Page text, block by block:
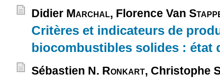
Didier Marchal, Florence Van
Critères et indicateurs de
biocombustibles solides : état
Sébastien N. Ronkart, Christophe